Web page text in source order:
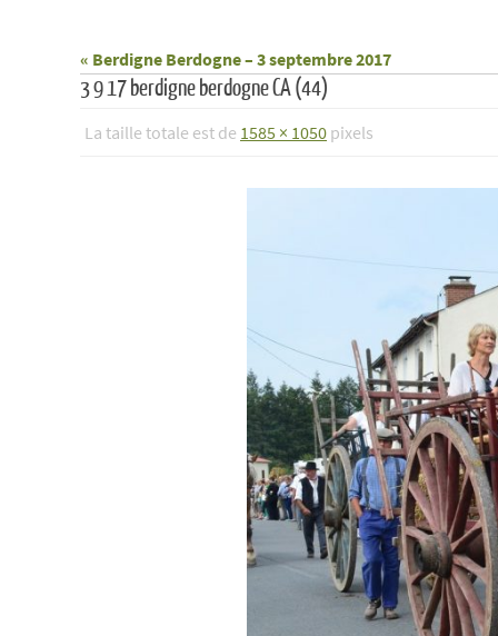
« Berdigne Berdogne – 3 septembre 2017
3 9 17 berdigne berdogne CA (44)
La taille totale est de 1585 × 1050 pixels